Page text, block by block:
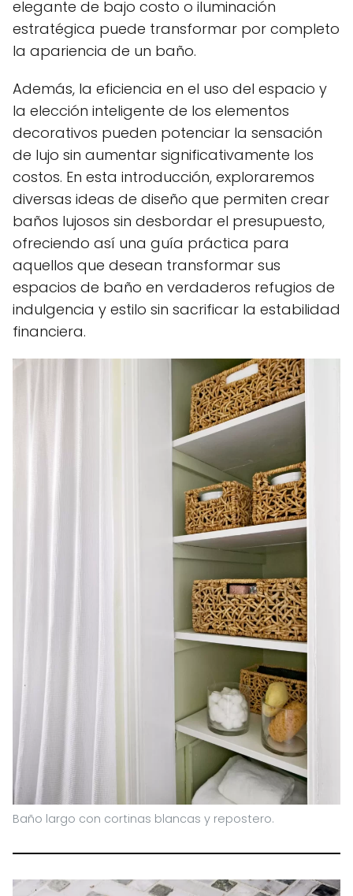
elegante de bajo costo o iluminación
estratégica puede transformar por completo
la apariencia de un baño.
Además, la eficiencia en el uso del espacio y
la elección inteligente de los elementos
decorativos pueden potenciar la sensación
de lujo sin aumentar significativamente los
costos. En esta introducción, exploraremos
diversas ideas de diseño que permiten crear
baños lujosos sin desbordar el presupuesto,
ofreciendo así una guía práctica para
aquellos que desean transformar sus
espacios de baño en verdaderos refugios de
indulgencia y estilo sin sacrificar la estabilidad
financiera.
Baño largo con cortinas blancas y repostero.